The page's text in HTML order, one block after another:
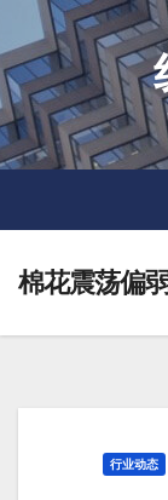
to
content
棉花震荡偏
行业动态